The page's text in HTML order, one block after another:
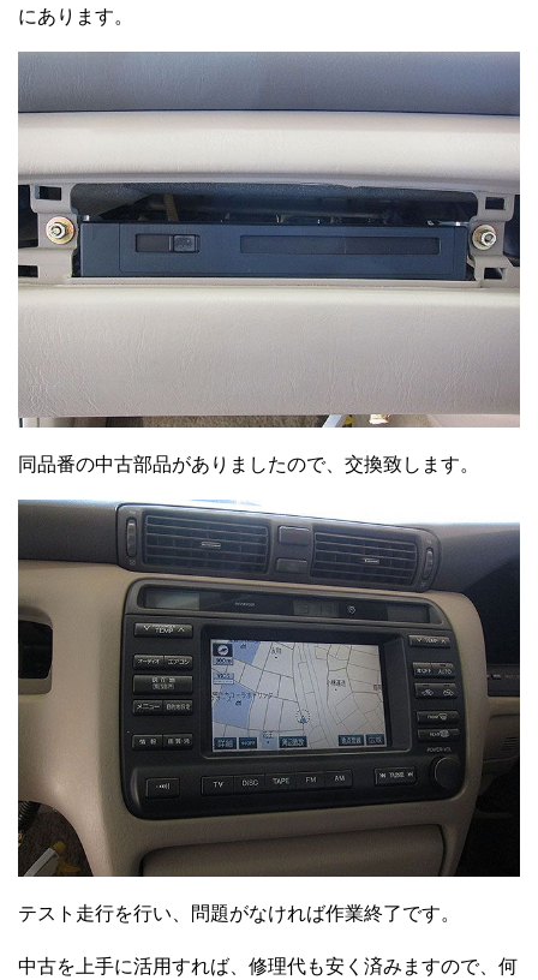
にあります。
同品番の中古部品がありましたので、交換致します。
テスト走行を行い、問題がなければ作業終了です。
中古を上手に活用すれば、修理代も安く済みますので、何